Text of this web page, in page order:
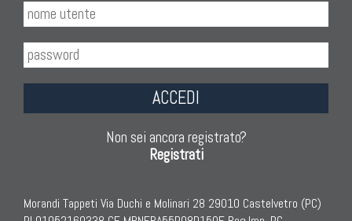
ACCEDI
Non sei ancora registrato?
Registrati
Morandi Tappeti Via Duchi e Molinari 28 29010 Castelvetro (PC)